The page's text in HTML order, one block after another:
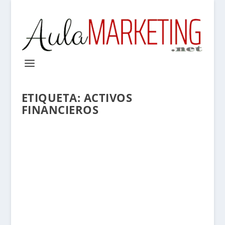
ETIQUETA: ACTIVOS
FINANCIEROS